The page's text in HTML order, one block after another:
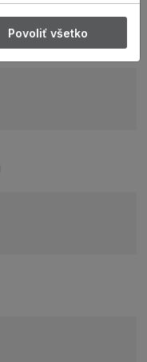
Povoliť všetko